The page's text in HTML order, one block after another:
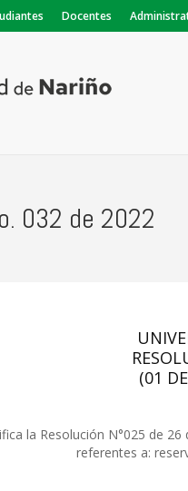
Docentes
032 de 2022
(01
la Resolución N°025 de
referentes a: